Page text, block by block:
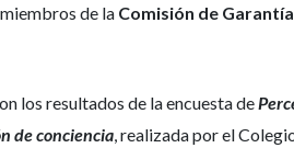
de la Comisión de Garantía
los resultados de la encuesta de
de conciencia , realizada por el